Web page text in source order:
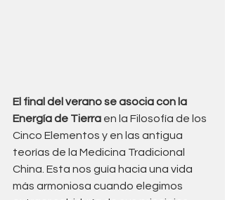
El final del verano se asocia con la
Energía de Tierra en la Filosofía de los
Cinco Elementos y en las antigua
teorías de la Medicina Tradicional
China. Esta nos guía hacia una vida
más armoniosa cuando elegimos